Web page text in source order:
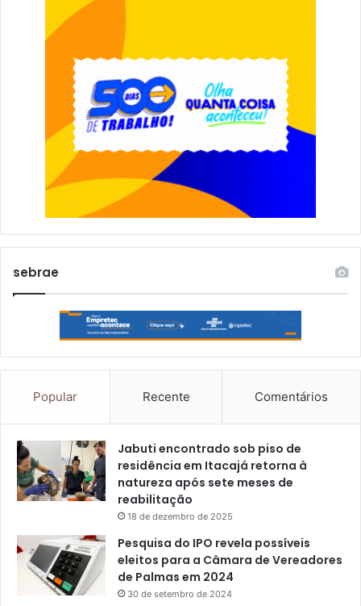
sebrae
Popular Recente Comentários
Jabuti encontrado sob piso de
residência em Itacajá retorna à
natureza após sete meses de
reabilitação
18 de dezembro de 2025
Pesquisa do IPO revela possíveis
eleitos para a Câmara de Vereadores
de Palmas em 2024
30 de setembro de 2024